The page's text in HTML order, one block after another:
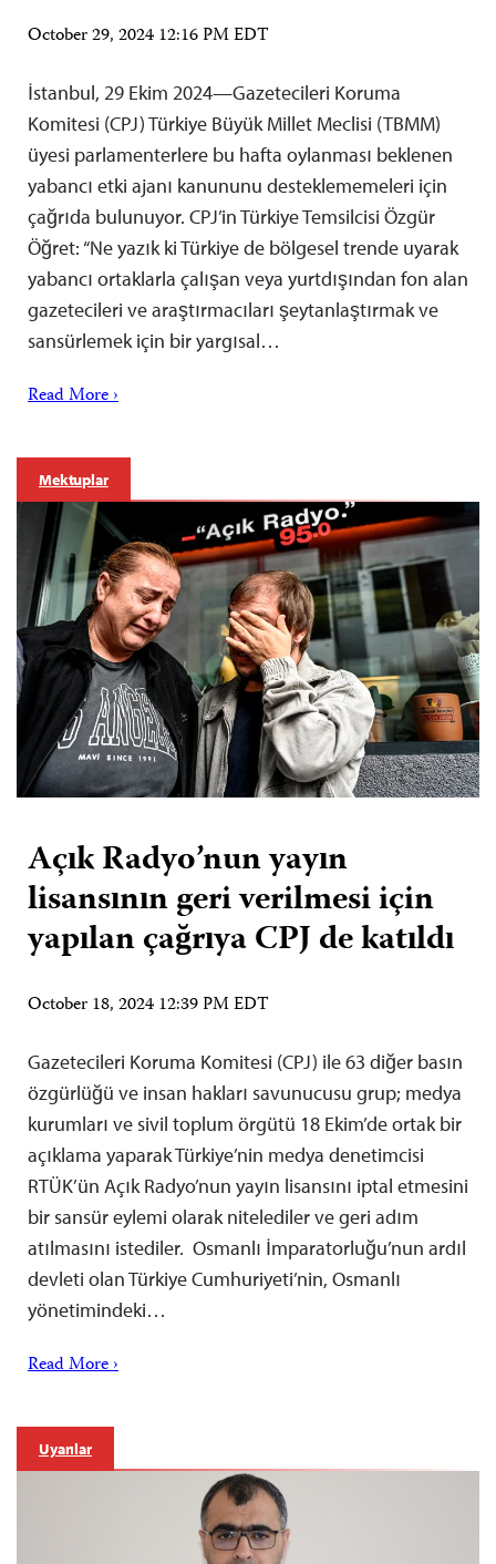
October 29, 2024 12:16 PM EDT
İstanbul, 29 Ekim 2024—Gazetecileri Koruma
Komitesi (CPJ) Türkiye Büyük Millet Meclisi (TBMM)
üyesi parlamenterlere bu hafta oylanması beklenen
yabancı etki ajanı kanununu desteklememeleri için
çağrıda bulunuyor. CPJ’in Türkiye Temsilcisi Özgür
Öğret: “Ne yazık ki Türkiye de bölgesel trende uyarak
yabancı ortaklarla çalışan veya yurtdışından fon alan
gazetecileri ve araştırmacıları şeytanlaştırmak ve
sansürlemek için bir yargısal…
Read More ›
Mektuplar
Açık Radyo’nun yayın
lisansının geri verilmesi için
yapılan çağrıya CPJ de katıldı
October 18, 2024 12:39 PM EDT
Gazetecileri Koruma Komitesi (CPJ) ile 63 diğer basın
özgürlüğü ve insan hakları savunucusu grup; medya
kurumları ve sivil toplum örgütü 18 Ekim’de ortak bir
açıklama yaparak Türkiye’nin medya denetimcisi
RTÜK’ün Açık Radyo’nun yayın lisansını iptal etmesini
bir sansür eylemi olarak nitelediler ve geri adım
atılmasını istediler. Osmanlı İmparatorluğu’nun ardıl
devleti olan Türkiye Cumhuriyeti’nin, Osmanlı
yönetimindeki…
Read More ›
Uyarılar